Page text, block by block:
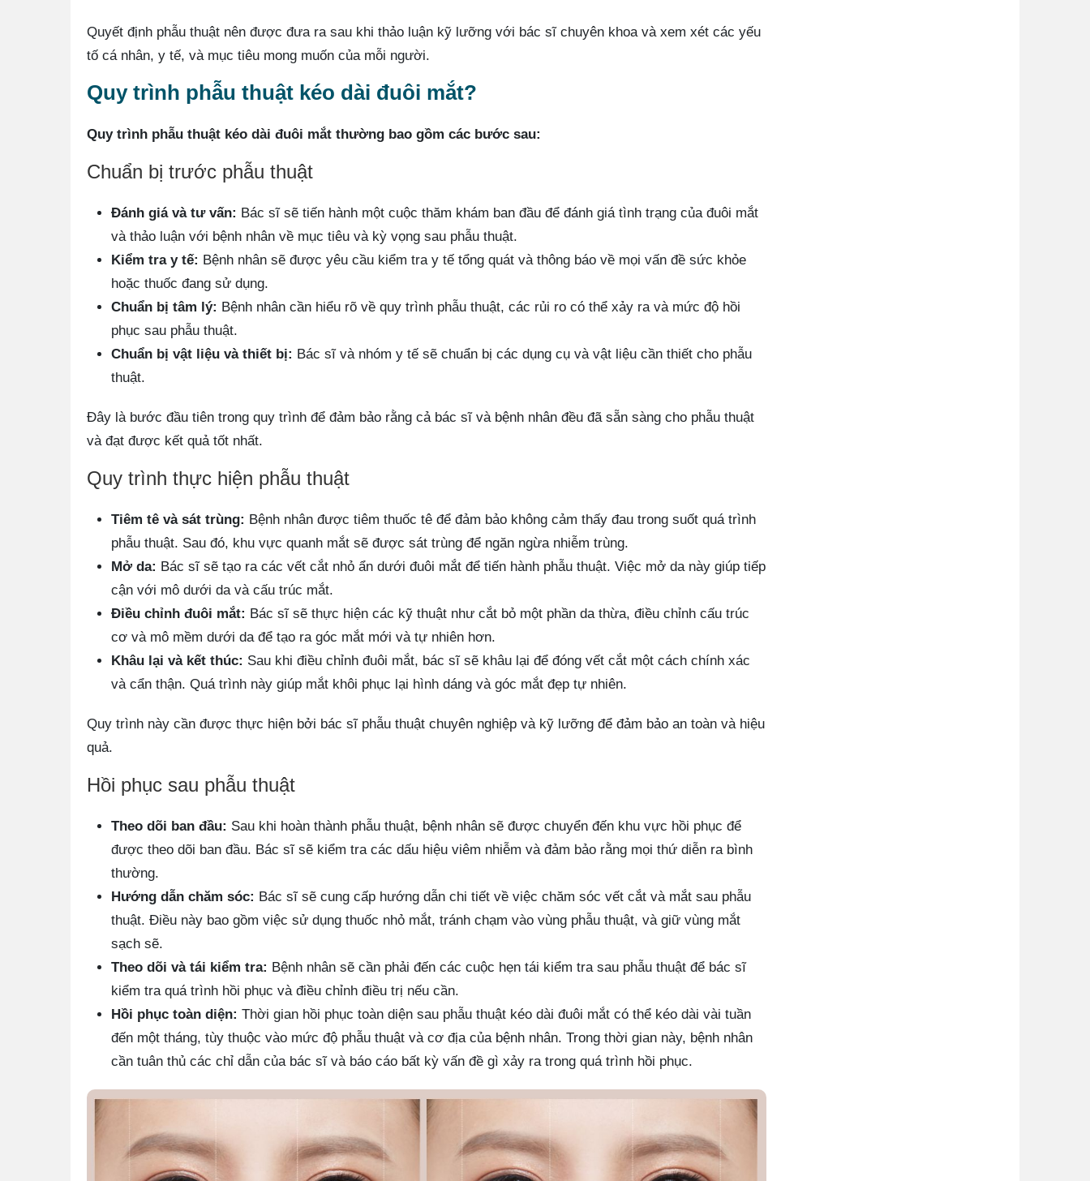
Quyết định phẫu thuật nên được đưa ra sau khi thảo luận kỹ lưỡng với bác sĩ chuyên khoa và xem xét các yếu
tố cá nhân, y tế, và mục tiêu mong muốn của mỗi người.
Quy trình phẫu thuật kéo dài đuôi mắt?
Quy trình phẫu thuật kéo dài đuôi mắt thường bao gồm các bước sau:
Chuẩn bị trước phẫu thuật
Đánh giá và tư vấn: Bác sĩ sẽ tiến hành một cuộc thăm khám ban đầu để đánh giá tình trạng của đuôi mắt
và thảo luận với bệnh nhân về mục tiêu và kỳ vọng sau phẫu thuật.
Kiểm tra y tế: Bệnh nhân sẽ được yêu cầu kiểm tra y tế tổng quát và thông báo về mọi vấn đề sức khỏe
hoặc thuốc đang sử dụng.
Chuẩn bị tâm lý: Bệnh nhân cần hiểu rõ về quy trình phẫu thuật, các rủi ro có thể xảy ra và mức độ hồi
phục sau phẫu thuật.
Chuẩn bị vật liệu và thiết bị: Bác sĩ và nhóm y tế sẽ chuẩn bị các dụng cụ và vật liệu cần thiết cho phẫu
thuật.
Đây là bước đầu tiên trong quy trình để đảm bảo rằng cả bác sĩ và bệnh nhân đều đã sẵn sàng cho phẫu thuật
và đạt được kết quả tốt nhất.
Quy trình thực hiện phẫu thuật
Tiêm tê và sát trùng: Bệnh nhân được tiêm thuốc tê để đảm bảo không cảm thấy đau trong suốt quá trình
phẫu thuật. Sau đó, khu vực quanh mắt sẽ được sát trùng để ngăn ngừa nhiễm trùng.
Mở da: Bác sĩ sẽ tạo ra các vết cắt nhỏ ẩn dưới đuôi mắt để tiến hành phẫu thuật. Việc mở da này giúp tiếp
cận với mô dưới da và cấu trúc mắt.
Điều chỉnh đuôi mắt: Bác sĩ sẽ thực hiện các kỹ thuật như cắt bỏ một phần da thừa, điều chỉnh cấu trúc
cơ và mô mềm dưới da để tạo ra góc mắt mới và tự nhiên hơn.
Khâu lại và kết thúc: Sau khi điều chỉnh đuôi mắt, bác sĩ sẽ khâu lại để đóng vết cắt một cách chính xác
và cẩn thận. Quá trình này giúp mắt khôi phục lại hình dáng và góc mắt đẹp tự nhiên.
Quy trình này cần được thực hiện bởi bác sĩ phẫu thuật chuyên nghiệp và kỹ lưỡng để đảm bảo an toàn và hiệu
quả.
Hồi phục sau phẫu thuật
Theo dõi ban đầu: Sau khi hoàn thành phẫu thuật, bệnh nhân sẽ được chuyển đến khu vực hồi phục để
được theo dõi ban đầu. Bác sĩ sẽ kiểm tra các dấu hiệu viêm nhiễm và đảm bảo rằng mọi thứ diễn ra bình
thường.
Hướng dẫn chăm sóc: Bác sĩ sẽ cung cấp hướng dẫn chi tiết về việc chăm sóc vết cắt và mắt sau phẫu
thuật. Điều này bao gồm việc sử dụng thuốc nhỏ mắt, tránh chạm vào vùng phẫu thuật, và giữ vùng mắt
sạch sẽ.
Theo dõi và tái kiểm tra: Bệnh nhân sẽ cần phải đến các cuộc hẹn tái kiểm tra sau phẫu thuật để bác sĩ
kiểm tra quá trình hồi phục và điều chỉnh điều trị nếu cần.
Hồi phục toàn diện: Thời gian hồi phục toàn diện sau phẫu thuật kéo dài đuôi mắt có thể kéo dài vài tuần
đến một tháng, tùy thuộc vào mức độ phẫu thuật và cơ địa của bệnh nhân. Trong thời gian này, bệnh nhân
cần tuân thủ các chỉ dẫn của bác sĩ và báo cáo bất kỳ vấn đề gì xảy ra trong quá trình hồi phục.